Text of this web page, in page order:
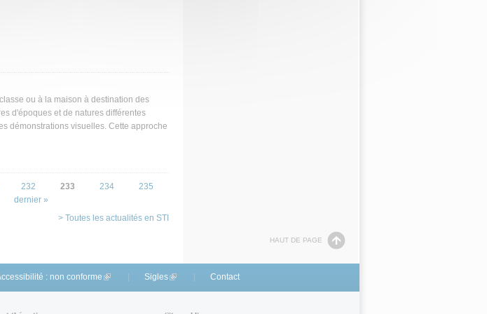
ou à la maison à destination des
d'époques et de natures différentes
démonstrations visuelles. Cette approche
232 233 234
235
dernier »
> Toutes les actualités en STI
HAUT DE PAGE
: non conforme (link is external)
Sigles(link is external)
Contact